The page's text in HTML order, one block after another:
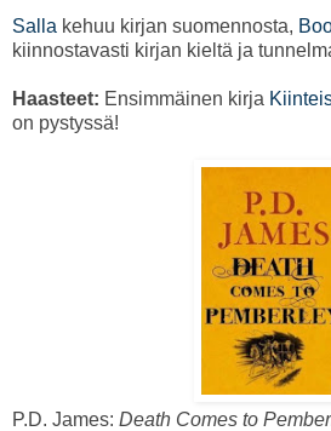
Salla kehuu kirjan suomennosta,
kiinnostavasti kirjan kieltä ja
Haasteet: Ensimmäinen kirja
on pystyssä!
P.D. James: Death Comes to